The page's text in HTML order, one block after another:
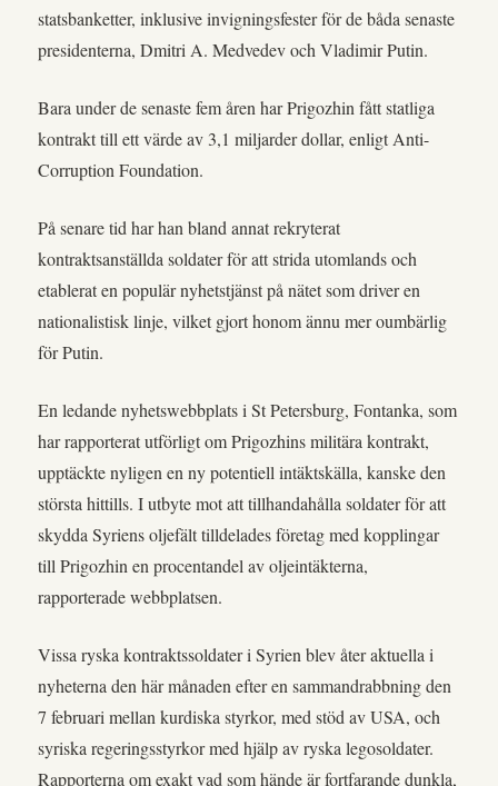
statsbanketter, inklusive invigningsfester för de båda senaste
presidenterna, Dmitri A. Medvedev och Vladimir Putin.
Bara under de senaste fem åren har Prigozhin fått statliga
kontrakt till ett värde av 3,1 miljarder dollar, enligt Anti-
Corruption Foundation.
På senare tid har han bland annat rekryterat
kontraktsanställda soldater för att strida utomlands och
etablerat en populär nyhetstjänst på nätet som driver en
nationalistisk linje, vilket gjort honom ännu mer oumbärlig
för Putin.
En ledande nyhetswebbplats i St Petersburg, Fontanka, som
har rapporterat utförligt om Prigozhins militära kontrakt,
upptäckte nyligen en ny potentiell intäktskälla, kanske den
största hittills. I utbyte mot att tillhandahålla soldater för att
skydda Syriens oljefält tilldelades företag med kopplingar
till Prigozhin en procentandel av oljeintäkterna,
rapporterade webbplatsen.
Vissa ryska kontraktssoldater i Syrien blev åter aktuella i
nyheterna den här månaden efter en sammandrabbning den
7 februari mellan kurdiska styrkor, med stöd av USA, och
syriska regeringsstyrkor med hjälp av ryska legosoldater.
Rapporterna om exakt vad som hände är fortfarande dunkla,